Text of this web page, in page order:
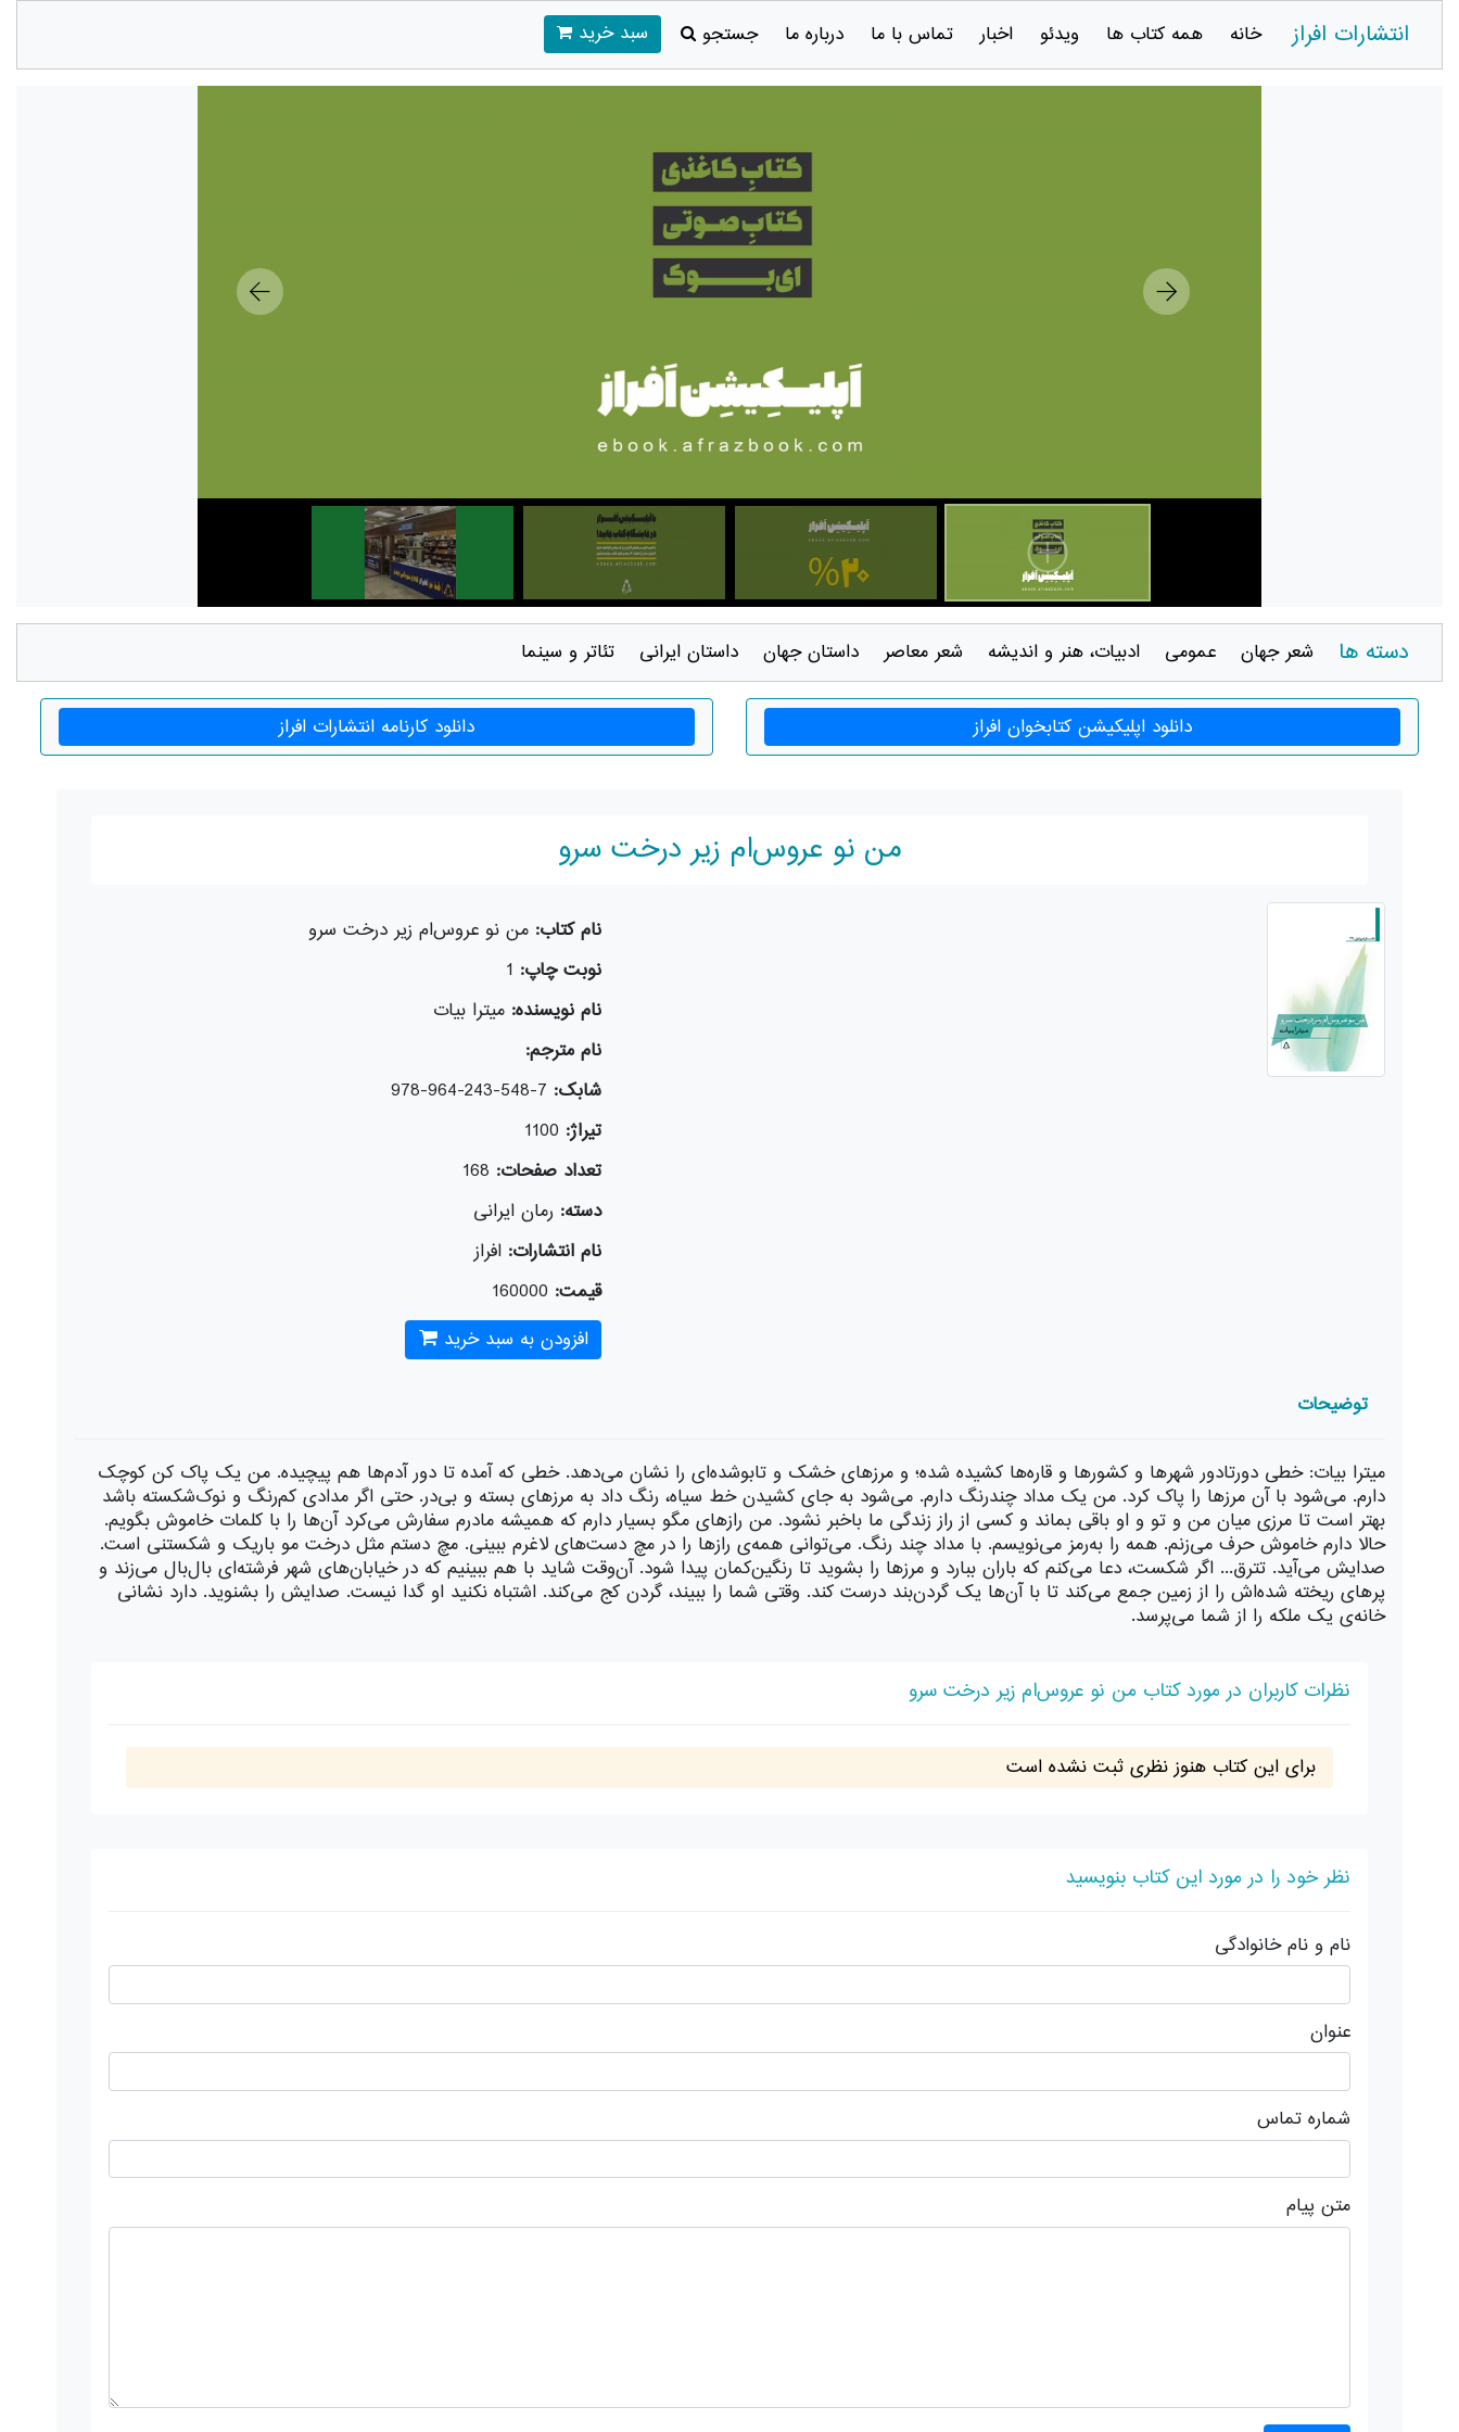
انتشارات افراز خانه همه کتاب ها ویدئو اخبار تماس با ما درباره ما جستجو سبد خرید
دسته ها شعر جهان عمومی ادبيات، هنر و انديشه شعر معاصر داستان جهان داستان ايرانی تئاتر و سينما
دانلود اپلیکیشن کتابخوان افراز دانلود کارنامه انتشارات افراز
من نو عروس‌ام زیر درخت سرو
نام کتاب:من نو عروس‌ام زیر درخت سرو
نوبت چاپ: 1
نام نویسنده:میترا بیات
نام مترجم:
شابک: 7-548-243-964-978
تیراژ: 1100
تعداد صفحات: 168
دسته: رمان ایرانی
نام انتشارات:افراز
قیمت: 160000
افزودن به سبد خرید
توضیحات
میترا بیات: خطی دورتادور شهرها و کشورها و قاره‌ها کشیده شده؛ و مرزهای خشک و تابوشده‌ای را نشان می‌دهد. خطی که آمده تا دور آدم‌ها هم پیچیده. من یک پاک کن کوچک
دارم. می‌شود با آن مرزها را پاک کرد. من یک مداد چندرنگ دارم. می‌شود به جای کشیدن خط سیاه، رنگ داد به مرزهای بسته و بی‌در. حتی اگر مدادی کم‌رنگ و نوک‌شکسته باشد
بهتر است تا مرزی میان من و تو و او باقی بماند و کسی از راز زندگی ما باخبر نشود. من رازهای مگو بسیار دارم که همیشه مادرم سفارش می‌کرد آن‌ها را با کلمات خاموش بگویم.
حالا دارم خاموش حرف می‌زنم. همه را به‌رمز می‌نویسم. با مداد چند رنگ. می‌توانی همه‌ی رازها را در مچ دست‌های لاغرم ببینی. مچ دستم مثل درخت مو باریک و شکستنی است.
صدایش می‌آید. تترق... اگر شکست، دعا می‌کنم که باران ببارد و مرزها را بشوید تا رنگین‌کمان پیدا شود. آن‌وقت شاید با هم ببینیم که در خیابان‌های شهر فرشته‌ای بال‌بال می‌زند و
پرهای ریخته شده‌اش را از زمین جمع می‌کند تا با آن‌ها یک گردن‌بند درست کند. وقتی شما را ببیند، گردن کج می‌کند. اشتباه نکنید او گدا نیست. صدایش را بشنوید. دارد نشانی
خانه‌ی یک ملکه را از شما می‌پرسد.
نظرات کاربران در مورد کتاب من نو عروس‌ام زیر درخت سرو
برای این کتاب هنوز نظری ثبت نشده است
نظر خود را در مورد این کتاب بنویسید
نام و نام خانوادگی
عنوان
شماره تماس
متن پیام